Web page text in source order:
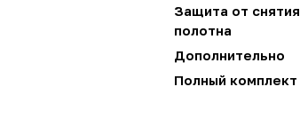
Защита от снятия
полотна
Дополнительно
Полный комплект